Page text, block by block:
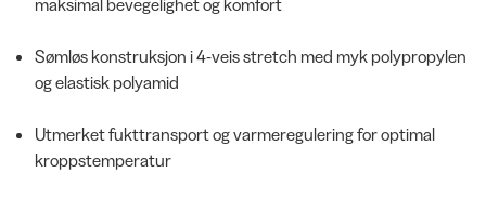
Sømløs konstruksjon i 4-veis stretch med myk polypropylen
og elastisk polyamid
Utmerket fukttransport og varmeregulering for optimal
kroppstemperatur